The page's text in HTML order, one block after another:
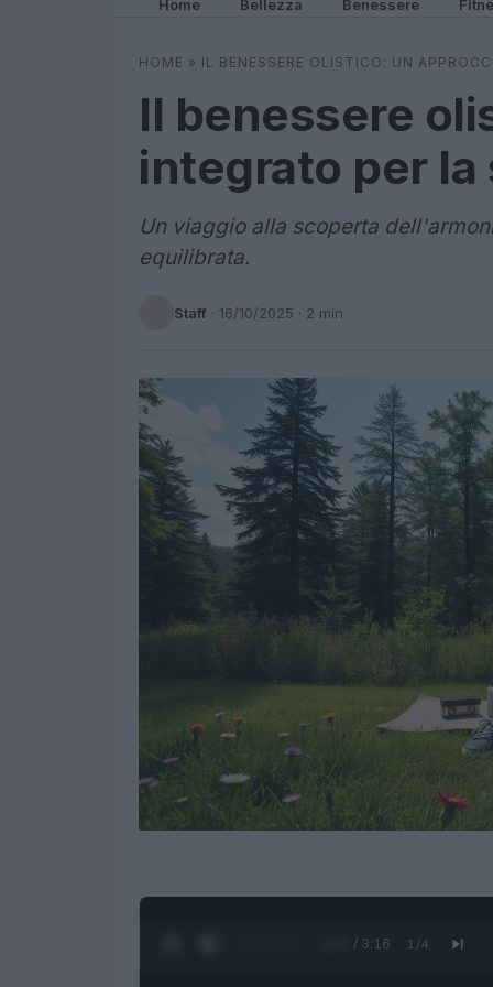
Home Bellezza Benessere
HOME » IL BENESSERE OLISTICO: UN
Il benessere
integrato per la
Un viaggio alla scoperta
equilibrata.
Staff · 16/10/2025 · 2 min
0:28 / 3:16 1 /4